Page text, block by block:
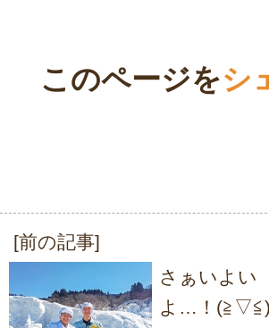
このページをシ
投
ナ
[前の記事]
さぁいよい
よ…！(≧▽≦)